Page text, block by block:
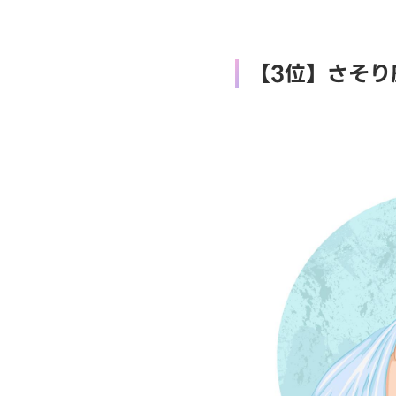
【3位】さそ